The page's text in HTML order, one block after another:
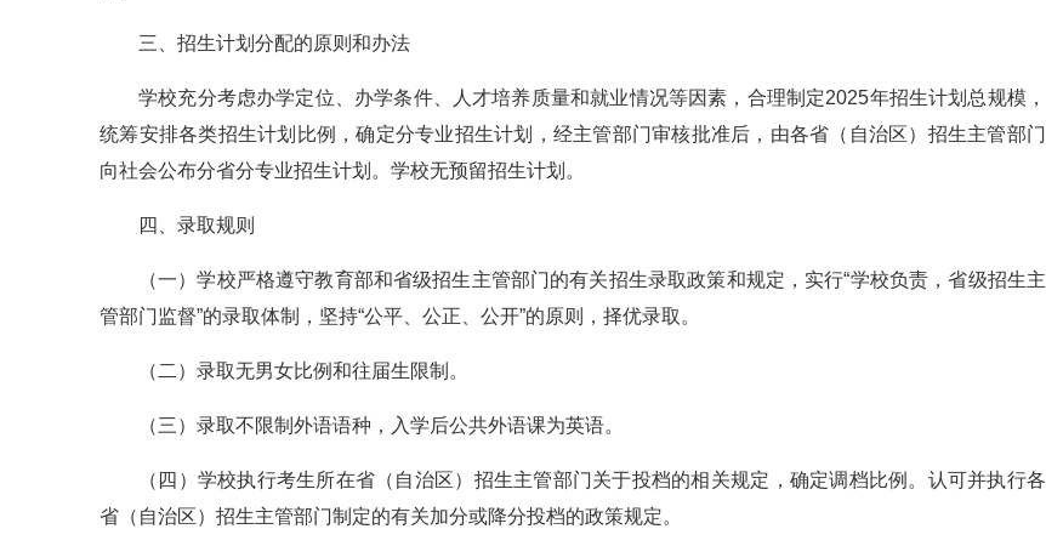
三、招生计划分配的原则和办法
学校充分考虑办学定位、办学条件、人才培养质量和就业情况等因素，合理制定2025年招生计划总规模，
统筹安排各类招生计划比例，确定分专业招生计划，经主管部门审核批准后，由各省（自治区）招生主管部门
向社会公布分省分专业招生计划。学校无预留招生计划。
四、录取规则
（一）学校严格遵守教育部和省级招生主管部门的有关招生录取政策和规定，实行“学校负责，省级招生主
管部门监督”的录取体制，坚持“公平、公正、公开”的原则，择优录取。
（二）录取无男女比例和往届生限制。
（三）录取不限制外语语种，入学后公共外语课为英语。
（四）学校执行考生所在省（自治区）招生主管部门关于投档的相关规定，确定调档比例。认可并执行各
省（自治区）招生主管部门制定的有关加分或降分投档的政策规定。